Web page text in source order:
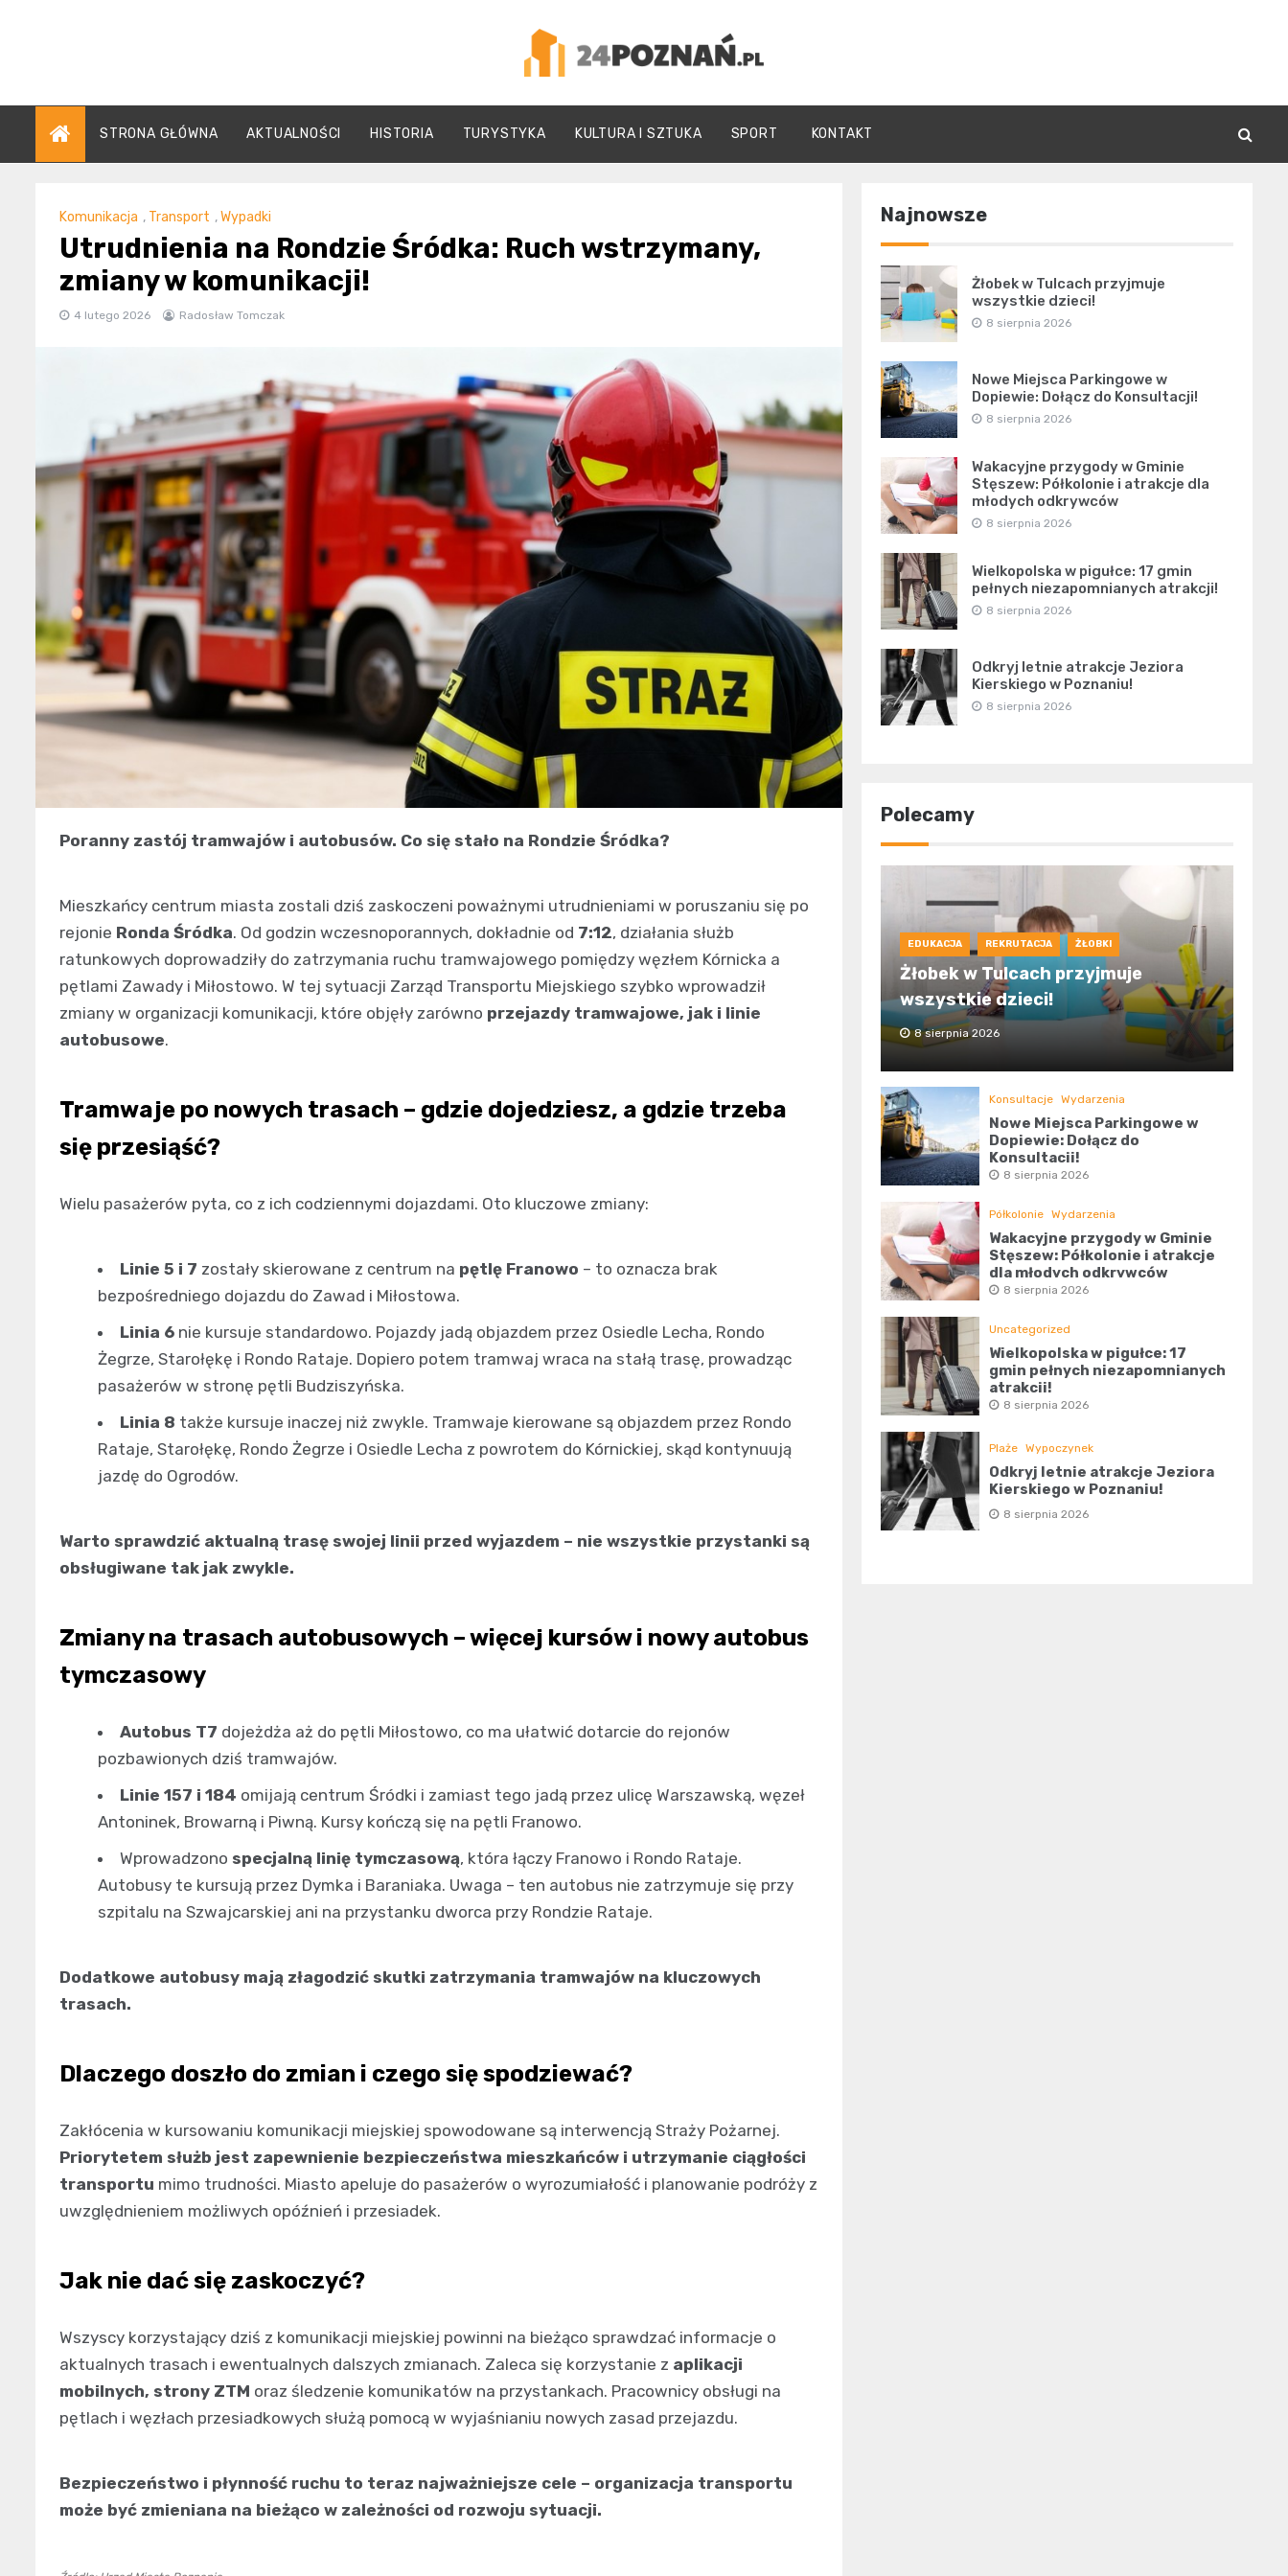
24Poznań.pl
STRONA GŁÓWNA AKTUALNOŚCI HISTORIA TURYSTYKA KULTURA I SZTUKA SPORT KONTAKT
Komunikacja , Transport ,Wypadki
Utrudnienia na Rondzie Śródka: Ruch wstrzymany,
zmiany w komunikacji!
4 lutego 2026 Radosław Tomczak
Poranny zastój tramwajów i autobusów. Co się stało na Rondzie Śródka?
Mieszkańcy centrum miasta zostali dziś zaskoczeni poważnymi utrudnieniami w poruszaniu się po
rejonie Ronda Śródka. Od godzin wczesnoporannych, dokładnie od 7:12, działania służb
ratunkowych doprowadziły do zatrzymania ruchu tramwajowego pomiędzy węzłem Kórnicka a
pętlami Zawady i Miłostowo. W tej sytuacji Zarząd Transportu Miejskiego szybko wprowadził
zmiany w organizacji komunikacji, które objęły zarówno przejazdy tramwajowe, jak i linie
autobusowe.
Tramwaje po nowych trasach – gdzie dojedziesz, a gdzie trzeba
się przesiąść?
Wielu pasażerów pyta, co z ich codziennymi dojazdami. Oto kluczowe zmiany:
Linie 5 i 7 zostały skierowane z centrum na pętlę Franowo – to oznacza brak
bezpośredniego dojazdu do Zawad i Miłostowa.
Linia 6 nie kursuje standardowo. Pojazdy jadą objazdem przez Osiedle Lecha, Rondo
Żegrze, Starołękę i Rondo Rataje. Dopiero potem tramwaj wraca na stałą trasę, prowadząc
pasażerów w stronę pętli Budziszyńska.
Linia 8 także kursuje inaczej niż zwykle. Tramwaje kierowane są objazdem przez Rondo
Rataje, Starołękę, Rondo Żegrze i Osiedle Lecha z powrotem do Kórnickiej, skąd kontynuują
jazdę do Ogrodów.
Warto sprawdzić aktualną trasę swojej linii przed wyjazdem – nie wszystkie przystanki są
obsługiwane tak jak zwykle.
Zmiany na trasach autobusowych – więcej kursów i nowy autobus
tymczasowy
Autobus T7 dojeżdża aż do pętli Miłostowo, co ma ułatwić dotarcie do rejonów
pozbawionych dziś tramwajów.
Linie 157 i 184 omijają centrum Śródki i zamiast tego jadą przez ulicę Warszawską, węzeł
Antoninek, Browarną i Piwną. Kursy kończą się na pętli Franowo.
Wprowadzono specjalną linię tymczasową, która łączy Franowo i Rondo Rataje.
Autobusy te kursują przez Dymka i Baraniaka. Uwaga – ten autobus nie zatrzymuje się przy
szpitalu na Szwajcarskiej ani na przystanku dworca przy Rondzie Rataje.
Dodatkowe autobusy mają złagodzić skutki zatrzymania tramwajów na kluczowych
trasach.
Dlaczego doszło do zmian i czego się spodziewać?
Zakłócenia w kursowaniu komunikacji miejskiej spowodowane są interwencją Straży Pożarnej.
Priorytetem służb jest zapewnienie bezpieczeństwa mieszkańców i utrzymanie ciągłości
transportu mimo trudności. Miasto apeluje do pasażerów o wyrozumiałość i planowanie podróży z
uwzględnieniem możliwych opóźnień i przesiadek.
Jak nie dać się zaskoczyć?
Wszyscy korzystający dziś z komunikacji miejskiej powinni na bieżąco sprawdzać informacje o
aktualnych trasach i ewentualnych dalszych zmianach. Zaleca się korzystanie z aplikacji
mobilnych, strony ZTM oraz śledzenie komunikatów na przystankach. Pracownicy obsługi na
pętlach i węzłach przesiadkowych służą pomocą w wyjaśnianiu nowych zasad przejazdu.
Bezpieczeństwo i płynność ruchu to teraz najważniejsze cele – organizacja transportu
może być zmieniana na bieżąco w zależności od rozwoju sytuacji.
Najnowsze
Żłobek w Tulcach przyjmuje
wszystkie dzieci!
8 sierpnia 2026
Nowe Miejsca Parkingowe w
Dopiewie: Dołącz do Konsultacji!
8 sierpnia 2026
Wakacyjne przygody w Gminie
Stęszew: Półkolonie i atrakcje dla
młodych odkrywców
8 sierpnia 2026
Wielkopolska w pigułce: 17 gmin
pełnych niezapomnianych atrakcji!
8 sierpnia 2026
Odkryj letnie atrakcje Jeziora
Kierskiego w Poznaniu!
8 sierpnia 2026
Polecamy
EDUKACJA REKRUTACJA ŻŁOBKI
Żłobek w Tulcach przyjmuje
wszystkie dzieci!
8 sierpnia 2026
Konsultacje Wydarzenia
Nowe Miejsca Parkingowe w
Dopiewie: Dołącz do
Konsultacji!
8 sierpnia 2026
Półkolonie Wydarzenia
Wakacyjne przygody w Gminie
Stęszew: Półkolonie i atrakcje
dla młodych odkrywców
8 sierpnia 2026
Uncategorized
Wielkopolska w pigułce: 17
gmin pełnych niezapomnianych
atrakcji!
8 sierpnia 2026
Plaże Wypoczynek
Odkryj letnie atrakcje Jeziora
Kierskiego w Poznaniu!
8 sierpnia 2026